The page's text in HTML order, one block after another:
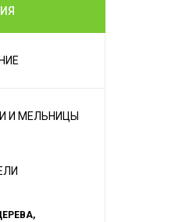
И МЕЛЬНИЦЫ